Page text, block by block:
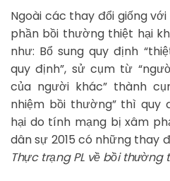
Ngoài các thay đổi giống
phần bồi thường thiệt hại
như: Bổ sung quy định
quy định”, sử cụm từ
của người khác” thành
nhiệm bồi thường” thì quy
hại do tính mạng bị xâm
dân sự 2015 có những thay
Thực trạng PL về bồi